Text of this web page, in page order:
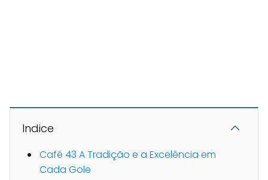
Indice
Café 43 A Tradição e a Excelência em
Cada Gole